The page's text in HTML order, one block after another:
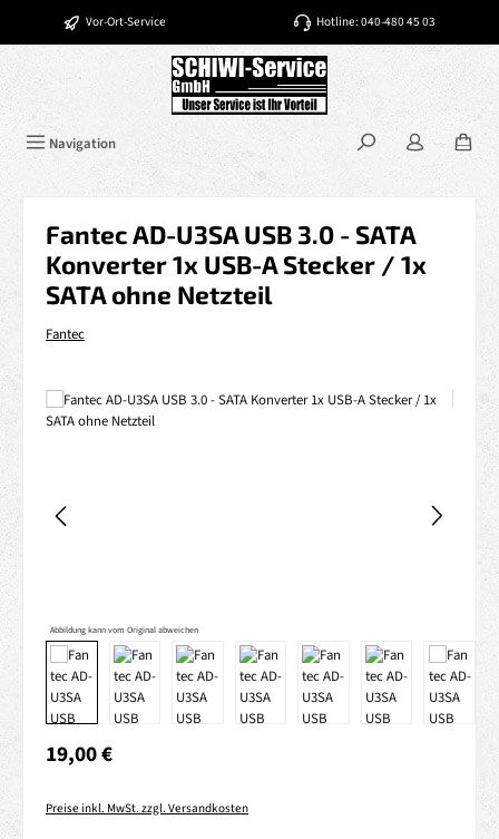
Zum Hauptinhalt springen
Vor-Ort-Service Hotline: 040-480 45 03
Navigation
Fantec AD-U3SA USB 3.0 - SATA
Konverter 1x USB-A Stecker / 1x
SATA ohne Netzteil
Fantec
Bildergalerie überspringen
Abbildung kann vom Original abweichen
Regulärer Preis:
19,00 €
Preise inkl. MwSt. zzgl. Versandkosten